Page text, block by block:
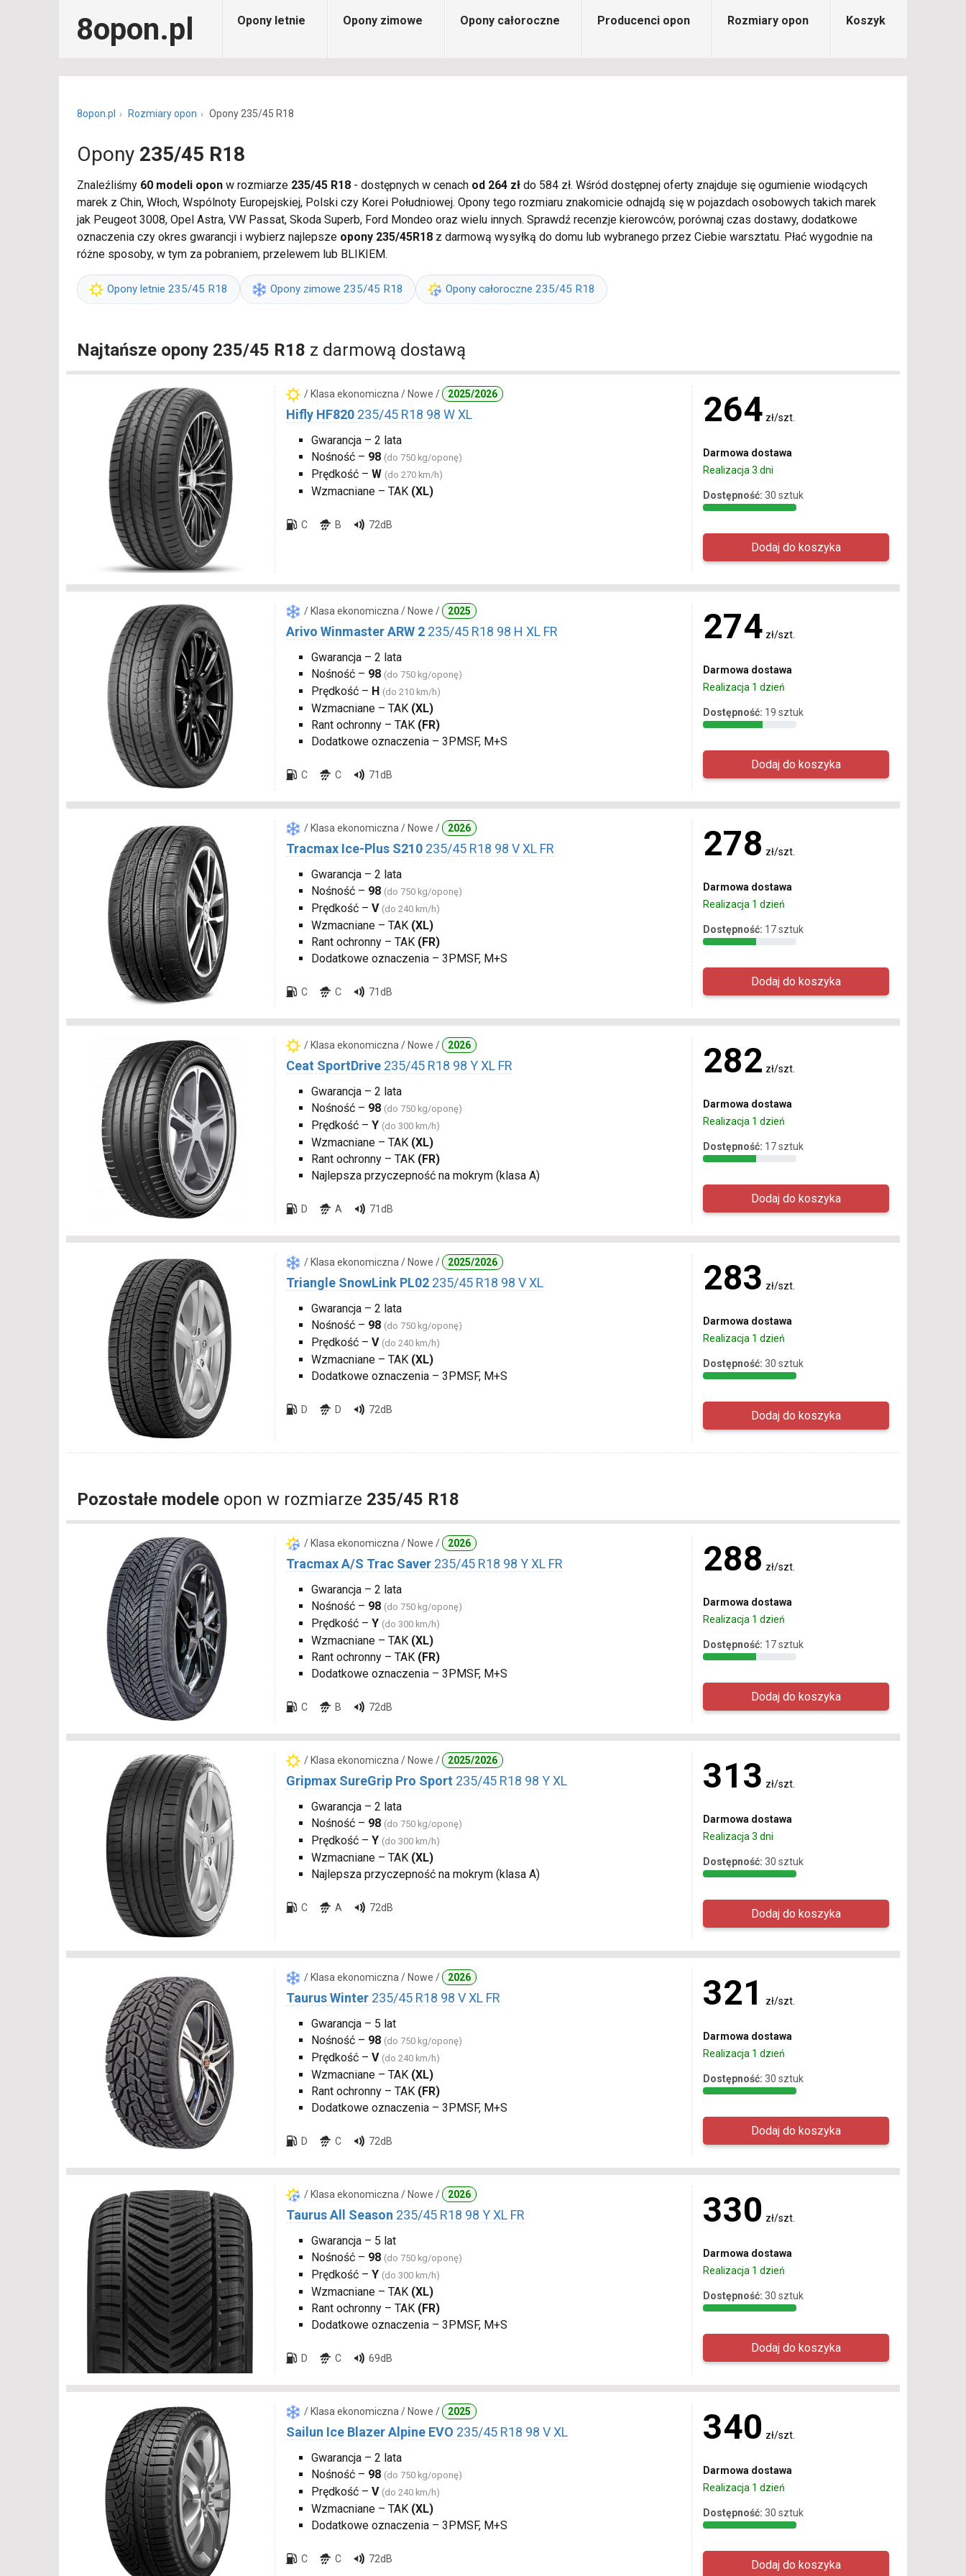
8opon.pl Opony letnie Opony zimowe Opony całoroczne Producenci opon Rozmiary opon Koszyk
8opon.pl Rozmiary opon Opony 235/45 R18
Opony 235/45 R18
Znaleźliśmy 60 modeli opon w rozmiarze 235/45 R18 - dostępnych w cenach od 264 zł do 584 zł. Wśród dostępnej oferty znajduje się ogumienie wiodących
marek z Chin, Włoch, Wspólnoty Europejskiej, Polski czy Korei Południowej. Opony tego rozmiaru znakomicie odnajdą się w pojazdach osobowych takich marek
jak Peugeot 3008, Opel Astra, VW Passat, Skoda Superb, Ford Mondeo oraz wielu innych. Sprawdź recenzje kierowców, porównaj czas dostawy, dodatkowe
oznaczenia czy okres gwarancji i wybierz najlepsze opony 235/45R18 z darmową wysyłką do domu lub wybranego przez Ciebie warsztatu. Płać wygodnie na
różne sposoby, w tym za pobraniem, przelewem lub BLIKIEM.
Opony letnie 235/45 R18 Opony zimowe 235/45 R18 Opony całoroczne 235/45 R18
Najtańsze opony 235/45 R18 z darmową dostawą
/ Klasa ekonomiczna / Nowe / 2025/2026
Hifly HF820 235/45 R18 98 W XL
Gwarancja – 2 lata
Nośność – 98 (do 750 kg/oponę)
Prędkość – W (do 270 km/h)
Wzmacniane – TAK (XL)
C B 72dB
264 zł/szt.
Darmowa dostawa
Realizacja 3 dni
Dostępność: 30 sztuk
/ Klasa ekonomiczna / Nowe / 2025
Arivo Winmaster ARW 2 235/45 R18 98 H XL FR
Gwarancja – 2 lata
Nośność – 98 (do 750 kg/oponę)
Prędkość – H (do 210 km/h)
Wzmacniane – TAK (XL)
Rant ochronny – TAK (FR)
Dodatkowe oznaczenia – 3PMSF, M+S
C C 71dB
274 zł/szt.
Darmowa dostawa
Realizacja 1 dzień
Dostępność: 19 sztuk
/ Klasa ekonomiczna / Nowe / 2026
Tracmax Ice-Plus S210 235/45 R18 98 V XL FR
Gwarancja – 2 lata
Nośność – 98 (do 750 kg/oponę)
Prędkość – V (do 240 km/h)
Wzmacniane – TAK (XL)
Rant ochronny – TAK (FR)
Dodatkowe oznaczenia – 3PMSF, M+S
C C 71dB
278 zł/szt.
Darmowa dostawa
Realizacja 1 dzień
Dostępność: 17 sztuk
/ Klasa ekonomiczna / Nowe / 2026
Ceat SportDrive 235/45 R18 98 Y XL FR
Gwarancja – 2 lata
Nośność – 98 (do 750 kg/oponę)
Prędkość – Y (do 300 km/h)
Wzmacniane – TAK (XL)
Rant ochronny – TAK (FR)
Najlepsza przyczepność na mokrym (klasa A)
D A 71dB
282 zł/szt.
Darmowa dostawa
Realizacja 1 dzień
Dostępność: 17 sztuk
/ Klasa ekonomiczna / Nowe / 2025/2026
Triangle SnowLink PL02 235/45 R18 98 V XL
Gwarancja – 2 lata
Nośność – 98 (do 750 kg/oponę)
Prędkość – V (do 240 km/h)
Wzmacniane – TAK (XL)
Dodatkowe oznaczenia – 3PMSF, M+S
D D 72dB
283 zł/szt.
Darmowa dostawa
Realizacja 1 dzień
Dostępność: 30 sztuk
Pozostałe modele opon w rozmiarze 235/45 R18
/ Klasa ekonomiczna / Nowe / 2026
Tracmax A/S Trac Saver 235/45 R18 98 Y XL FR
Gwarancja – 2 lata
Nośność – 98 (do 750 kg/oponę)
Prędkość – Y (do 300 km/h)
Wzmacniane – TAK (XL)
Rant ochronny – TAK (FR)
Dodatkowe oznaczenia – 3PMSF, M+S
C B 72dB
288 zł/szt.
Darmowa dostawa
Realizacja 1 dzień
Dostępność: 17 sztuk
/ Klasa ekonomiczna / Nowe / 2025/2026
Gripmax SureGrip Pro Sport 235/45 R18 98 Y XL
Gwarancja – 2 lata
Nośność – 98 (do 750 kg/oponę)
Prędkość – Y (do 300 km/h)
Wzmacniane – TAK (XL)
Najlepsza przyczepność na mokrym (klasa A)
C A 72dB
313 zł/szt.
Darmowa dostawa
Realizacja 3 dni
Dostępność: 30 sztuk
/ Klasa ekonomiczna / Nowe / 2026
Taurus Winter 235/45 R18 98 V XL FR
Gwarancja – 5 lat
Nośność – 98 (do 750 kg/oponę)
Prędkość – V (do 240 km/h)
Wzmacniane – TAK (XL)
Rant ochronny – TAK (FR)
Dodatkowe oznaczenia – 3PMSF, M+S
D C 72dB
321 zł/szt.
Darmowa dostawa
Realizacja 1 dzień
Dostępność: 30 sztuk
/ Klasa ekonomiczna / Nowe / 2026
Taurus All Season 235/45 R18 98 Y XL FR
Gwarancja – 5 lat
Nośność – 98 (do 750 kg/oponę)
Prędkość – Y (do 300 km/h)
Wzmacniane – TAK (XL)
Rant ochronny – TAK (FR)
Dodatkowe oznaczenia – 3PMSF, M+S
D C 69dB
330 zł/szt.
Darmowa dostawa
Realizacja 1 dzień
Dostępność: 30 sztuk
/ Klasa ekonomiczna / Nowe / 2025
Sailun Ice Blazer Alpine EVO 235/45 R18 98 V XL
Gwarancja – 2 lata
Nośność – 98 (do 750 kg/oponę)
Prędkość – V (do 240 km/h)
Wzmacniane – TAK (XL)
Dodatkowe oznaczenia – 3PMSF, M+S
C C 72dB
340 zł/szt.
Darmowa dostawa
Realizacja 1 dzień
Dostępność: 30 sztuk